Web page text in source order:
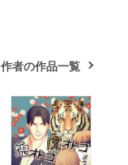
作者の作品一覧